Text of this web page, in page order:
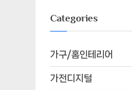
Categories
가구/홈인테리어
가전디지털